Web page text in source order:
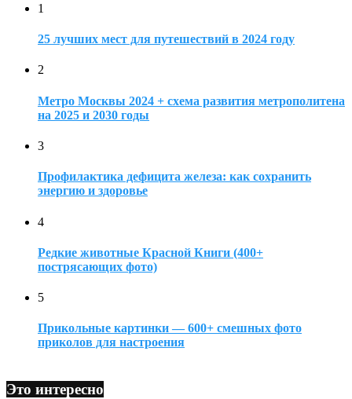
1
25 лучших мест для путешествий в 2024 году
2
Метро Москвы 2024 + схема развития метрополитена
на 2025 и 2030 годы
3
Профилактика дефицита железа: как сохранить
энергию и здоровье
4
Редкие животные Красной Книги (400+
пострясающих фото)
5
Прикольные картинки — 600+ смешных фото
приколов для настроения
Это интересно